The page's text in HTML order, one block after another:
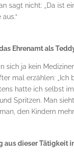
sagt nicht: „Da ist
Ehrenamt als
sich ja kein
mal erzählen:
hatte ich selbst
Spritzen. Man
den Kindern
aus dieser Tätigkeit